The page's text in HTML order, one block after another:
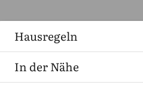
Hausregeln
In der Nähe